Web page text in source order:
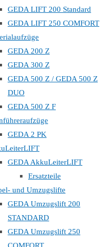
GEDA LIFT 200 Standard
GEDA LIFT 250 COMFORT
GEDA 200 Z
GEDA 300 Z
GEDA 500 Z / GEDA 500 Z
DUO
GEDA 500 Z F
GEDA 2 PK
GEDA AkkuLeiterLIFT
Ersatzteile
und Umzugslifte
GEDA Umzugslift 200
STANDARD
GEDA Umzugslift 250